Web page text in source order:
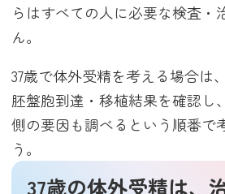
らはすべての人に必要な検査・
ん。
37歳で体外受精を考える場合は
胚盤胞到達・移植結果を確認し
側の要因も調べるという順番で
う。
37歳の体外受精は、